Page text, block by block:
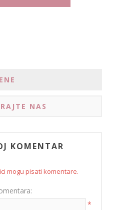
NAS
KOMENTAR
mogu pisati komentare.
*